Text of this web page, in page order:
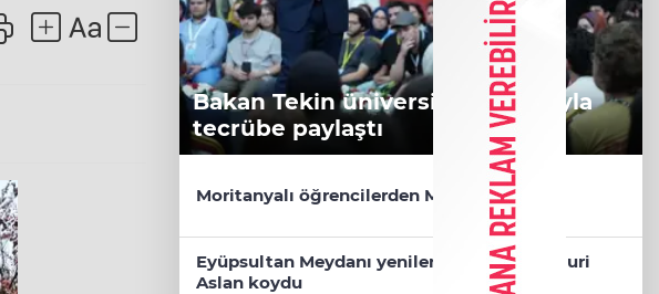
Bakan Tekin üniversite adaylarıyla
tecrübe paylaştı
Moritanyalı öğrencilerden MEB'e ziyaret
Eyüpsultan Meydanı yenileniyor... İlk taşı Nuri
Aslan koydu